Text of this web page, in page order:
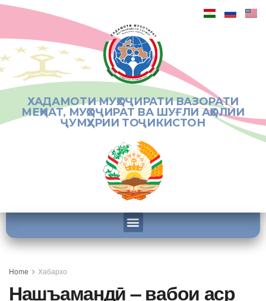
ХАДАМОТИ МУҲОҶИРАТИ ВАЗОРАТИ
МЕҲНАТ, МУҲОҶИРАТ ВА ШУҒЛИ АҲОЛИИ
ҶУМҲУРИИ ТОҶИКИСТОН
Home Хабархо
Нашъамандӣ – вабои аср